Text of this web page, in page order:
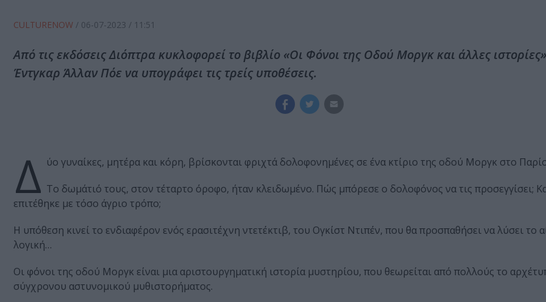
CULTURENOW / 06-07-2023 / 11:51
Από τις εκδόσεις Διόπτρα κυκλοφορεί το βιβλίο «Οι Φόνοι της Οδού Μοργκ και άλλες
Έντγκαρ Άλλαν Πόε να υπογράφει τις τρείς υποθέσεις.
Δ ύο γυναίκες, μητέρα και κόρη, βρίσκονται φριχτά δολοφονημένες σε ένα κτίριο της οδού Μοργκ στο
Το δωμάτιό τους, στον τέταρτο όροφο, ήταν κλειδωμένο. Πώς μπόρεσε ο δολοφόνος να τις προσεγγίσει;
επιτέθηκε με τόσο άγριο τρόπο;
Η υπόθεση κινεί το ενδιαφέρον ενός ερασιτέχνη ντετέκτιβ, του Ογκίστ Ντιπέν, που θα προσπαθήσει να λύσει το
λογική…
Οι φόνοι της οδού Μοργκ είναι μια αριστουργηματική ιστορία μυστηρίου, που θεωρείται από πολλούς το
σύγχρονου αστυνομικού μυθιστορήματος.